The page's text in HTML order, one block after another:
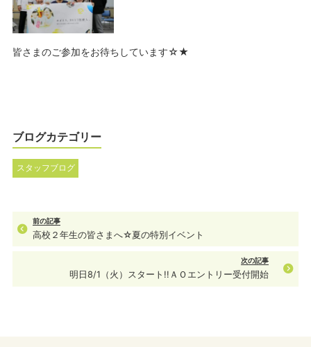
皆さまのご参加をお待ちしています☆★
ブログカテゴリー
スタッフブログ
前の記事
高校２年生の皆さまへ☆夏の特別イベント
次の記事
明日8/1（火）スタート!!ＡＯエントリー受付開始